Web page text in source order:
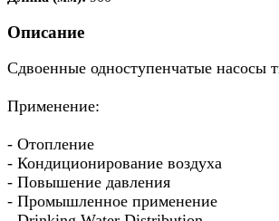
Описание
Сдвоенные одноступенчатые насосы
Применение:
- Отопление
- Кондиционирование воздуха
- Повышение давления
- Промышленное применение